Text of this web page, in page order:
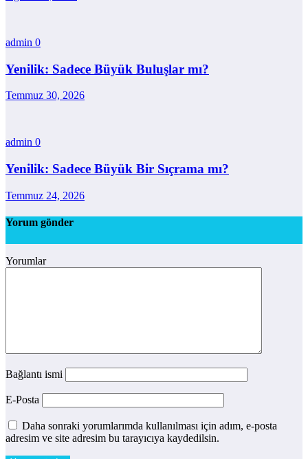
admin 0
Yenilik: Sadece Büyük Buluşlar mı?
Temmuz 30, 2026
admin 0
Yenilik: Sadece Büyük Bir Sıçrama mı?
Temmuz 24, 2026
Yorum gönder
Yorumlar
Bağlantı ismi
E-Posta
Daha sonraki yorumlarımda kullanılması için adım, e-posta
adresim ve site adresim bu tarayıcıya kaydedilsin.